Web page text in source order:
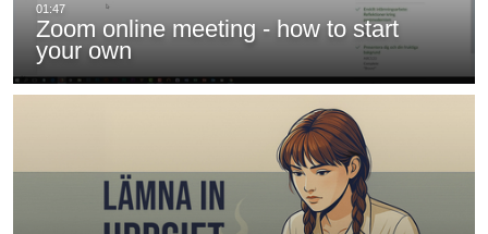
Zoom online meeting - how to start
your own